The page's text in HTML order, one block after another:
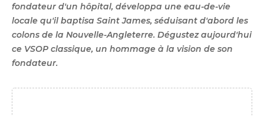
fondateur d'un hôpital, développa une eau-de-vie
locale qu'il baptisa Saint James, séduisant d'abord les
colons de la Nouvelle-Angleterre. Dégustez aujourd'hui
ce VSOP classique, un hommage à la vision de son
fondateur.